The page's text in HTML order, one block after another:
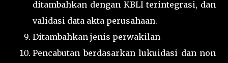
ditambahkan dengan KBLI terintegrasi, dan
validasi data akta perusahaan.
Ditambahkan jenis perwakilan
Pencabutan berdasarkan lukuidasi dan non